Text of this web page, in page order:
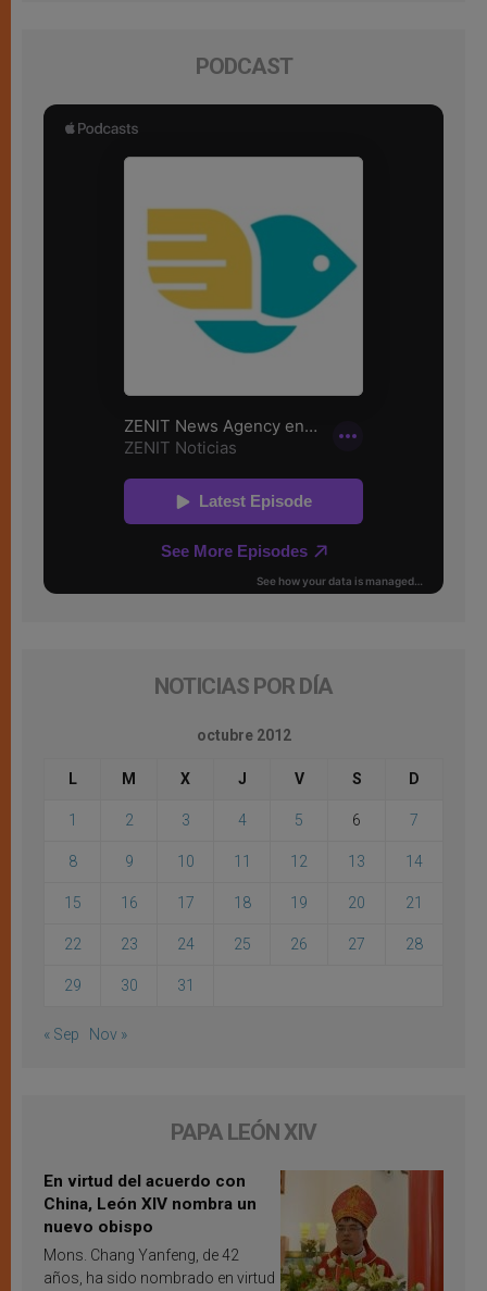
PODCAST
NOTICIAS POR DÍA
octubre 2012
L M X J V S D
1 2 3 4 5 6 7
8 9 10 11 12 13 14
15 16 17 18 19 20 21
22 23 24 25 26 27 28
29 30 31
« Sep Nov »
PAPA LEÓN XIV
En virtud del acuerdo con
China, León XIV nombra un
nuevo obispo
Mons. Chang Yanfeng, de 42
años, ha sido nombrado en virtud